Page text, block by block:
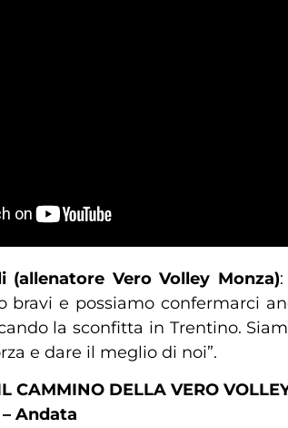
(allenatore Vero Volley Monza):
bravi e possiamo confermarci
la sconfitta in Trentino.
e dare il meglio di noi”.
CAMMINO DELLA VERO
Andata